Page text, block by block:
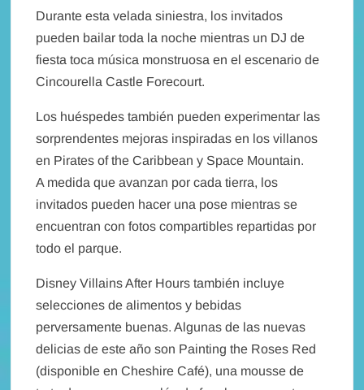
Durante esta velada siniestra, los invitados
pueden bailar toda la noche mientras un DJ de
fiesta toca música monstruosa en el escenario de
Cincourella Castle Forecourt.
Los huéspedes también pueden experimentar las
sorprendentes mejoras inspiradas en los villanos
en Pirates of the Caribbean y Space Mountain.
A medida que avanzan por cada tierra, los
invitados pueden hacer una pose mientras se
encuentran con fotos compartibles repartidas por
todo el parque.
Disney Villains After Hours también incluye
selecciones de alimentos y bebidas
perversamente buenas. Algunas de las nuevas
delicias de este año son Painting the Roses Red
(disponible en Cheshire Café), una mousse de